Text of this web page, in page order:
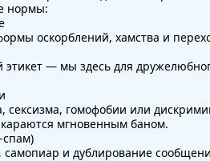
нормы:
оскорблений, хамства и
этикет — мы здесь для
сексизма, гомофобии или
мгновенным баном.
спам)
самопиар и дублирование